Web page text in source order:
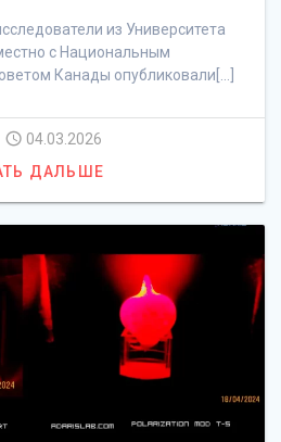
из Университета
с Национальным
Канады опубликовали[…]
04.03.2026
ДАЛЬШЕ